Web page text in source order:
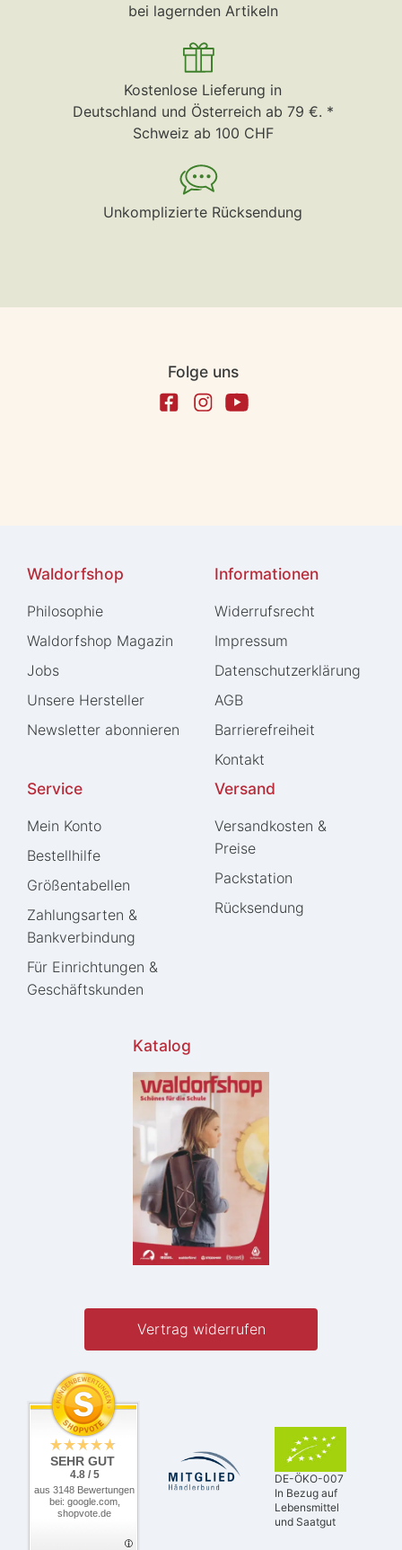
bei lagernden Artikeln
Kostenlose Lieferung in
Deutschland und Österreich ab 79 €. *
Schweiz ab 100 CHF
Unkomplizierte Rücksendung
Folge uns
Waldorfshop
Philosophie
Waldorfshop Magazin
Jobs
Unsere Hersteller
Newsletter abonnieren
Informationen
Widerrufs­recht
Impressum
Daten­schutz­erklärung
AGB
Barrierefreiheit
Kontakt
Service
Mein Konto
Bestellhilfe
Größentabellen
Zahlungsarten &
Bankverbindung
Für Einrichtungen &
Geschäftskunden
Versand
Versandkosten &
Preise
Packstation
Rücksendung
Katalog
Vertrag widerrufen
SEHR GUT
4.8 / 5
aus 3148 Bewertungen
bei: google.com,
shopvote.de
DE-ÖKO-007
In Bezug auf
Lebensmittel
und Saatgut